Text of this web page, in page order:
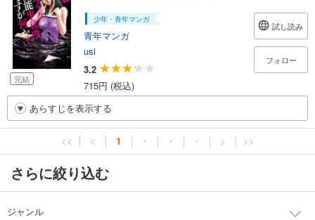
完結
少年・青年マンガ
青年マンガ
usi
3.2
715円 (税込)
試し読み
フォロー
あらすじを表示する
<< < 1 ・ ・ ・ > >>
さらに絞り込む
ジャンル